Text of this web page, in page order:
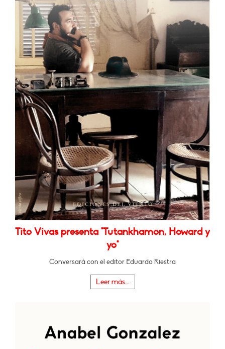
Tito Vivas presenta "Tutankhamon, Howard y
yo"
Conversará con el editor Eduardo Riestra
Leer más...